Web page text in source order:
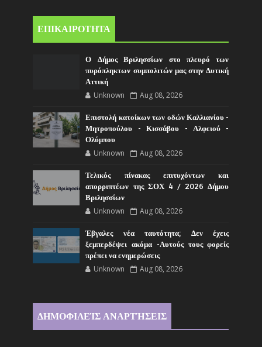
ΕΠΙΚΑΙΡΟΤΗΤΑ
Ο Δήμος Βριλησσίων στο πλευρό των
πυρόπληκτων συμπολιτών μας στην Δυτική
Αττική
Unknown Aug 08, 2026
Επιστολή κατοίκων των οδών Καλλιανίου -
Μητροπούλου - Κισσάβου - Αλφειού -
Ολύμπου
Unknown Aug 08, 2026
Τελικός πίνακας επιτυχόντων και
απορριπτέων της ΣΟΧ 4 / 2026 Δήμου
Βριλησσίων
Unknown Aug 08, 2026
Έβγαλες νέα ταυτότητα; Δεν έχεις
ξεμπερδέψει ακόμα -Αυτούς τους φορείς
πρέπει να ενημερώσεις
Unknown Aug 08, 2026
ΔΗΜΟΦΙΛΕΊΣ ΑΝΑΡΤΉΣΕΙΣ